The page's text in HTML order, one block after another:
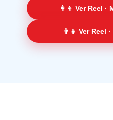
👩‍👦 Ver Reel ·
👨‍👧 Ver Reel